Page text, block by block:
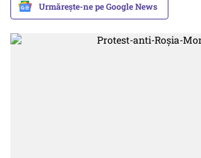
Urmărește-ne pe Google News